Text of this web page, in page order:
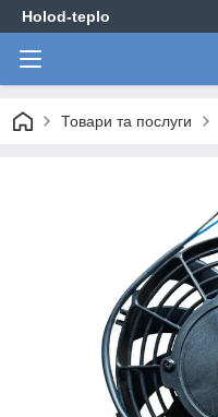
Holod-teplo
Товари та послуги